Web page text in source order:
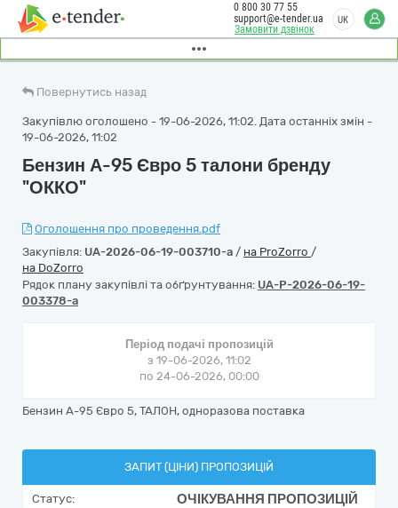
Замовити дзвінок
0 800 30 77 55
support@e-tender.ua
UK
Повернутись назад
Закупівлю оголошено - 19-06-2026, 11:02. Дата останніх змін -
19-06-2026, 11:02
Бензин А-95 Євро 5 талони бренду
"ОККО"
Оголошення про проведення.pdf
Закупівля: UA-2026-06-19-003710-a / на ProZorro /
на DoZorro
Рядок плану закупівлі та обґрунтування: UA-P-2026-06-19-
003378-a
Період подачі пропозицій
з 19-06-2026, 11:02
по 24-06-2026, 00:00
Бензин А-95 Євро 5, ТАЛОН, одноразова поставка
ЗАПИТ (ЦІНИ) ПРОПОЗИЦІЙ
Статус: ОЧІКУВАННЯ ПРОПОЗИЦІЙ